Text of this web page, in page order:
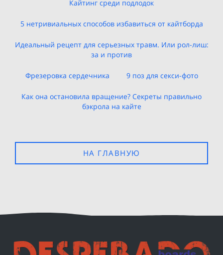
Кайтинг среди подлодок
5 нетривиальных способов избавиться от кайтборда
Идеальный рецепт для серьезных травм. Или рол-лиш:
за и против
Фрезеровка сердечника 9 поз для секси-фото
Как она остановила вращение? Секреты правильно
бэкрола на кайте
НА ГЛАВНУЮ